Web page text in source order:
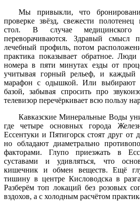
Мы привыкли, что
проверке звёзд, свежести
стол. В случае медицинского
переворачиваются. Здравый смысл
лечебный профиль, потом
практика показывает обратное.
номера в пяти минутах езды от
учитывая горный рельеф, и каждый
марафон с одышкой. Или выбирают
базой, забывая спросить про
телевизор перечёркивает всю пользу
Кавказские Минеральные Воды
где четыре основных города
Ессентуки и Пятигорск стоят друг от
но обладают диаметрально
факторами. Глупо приезжать в
суставами и удивляться, что
кишечник и обмен веществ. Ещё
тишину в центре Кисловодска в
Разберём топ локаций без розовых
вздохов, а с холодным расчётом